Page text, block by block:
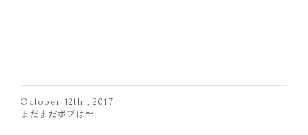
October 12th , 2017
まだまだボブは〜